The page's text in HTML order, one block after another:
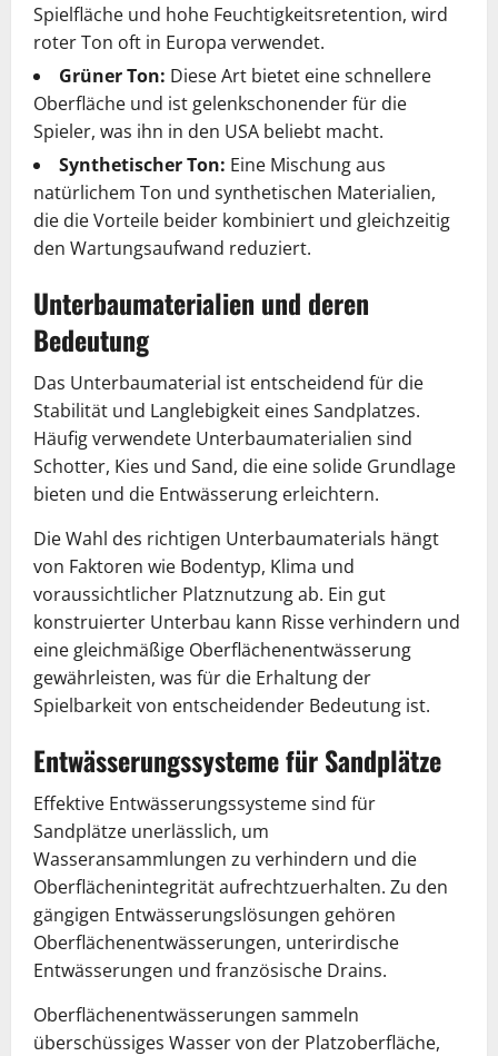
Spielfläche und hohe Feuchtigkeitsretention, wird
roter Ton oft in Europa verwendet.
Grüner Ton: Diese Art bietet eine schnellere
Oberfläche und ist gelenkschonender für die
Spieler, was ihn in den USA beliebt macht.
Synthetischer Ton: Eine Mischung aus
natürlichem Ton und synthetischen Materialien,
die die Vorteile beider kombiniert und gleichzeitig
den Wartungsaufwand reduziert.
Unterbaumaterialien und deren
Bedeutung
Das Unterbaumaterial ist entscheidend für die
Stabilität und Langlebigkeit eines Sandplatzes.
Häufig verwendete Unterbaumaterialien sind
Schotter, Kies und Sand, die eine solide Grundlage
bieten und die Entwässerung erleichtern.
Die Wahl des richtigen Unterbaumaterials hängt
von Faktoren wie Bodentyp, Klima und
voraussichtlicher Platznutzung ab. Ein gut
konstruierter Unterbau kann Risse verhindern und
eine gleichmäßige Oberflächenentwässerung
gewährleisten, was für die Erhaltung der
Spielbarkeit von entscheidender Bedeutung ist.
Entwässerungssysteme für Sandplätze
Effektive Entwässerungssysteme sind für
Sandplätze unerlässlich, um
Wasseransammlungen zu verhindern und die
Oberflächenintegrität aufrechtzuerhalten. Zu den
gängigen Entwässerungslösungen gehören
Oberflächenentwässerungen, unterirdische
Entwässerungen und französische Drains.
Oberflächenentwässerungen sammeln
überschüssiges Wasser von der Platzoberfläche,